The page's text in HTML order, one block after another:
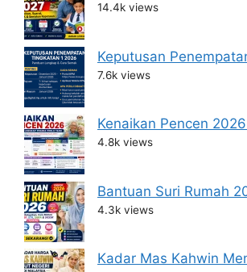
14.4k views
Keputusan
7.6k views
Kenaikan Pencen
4.8k views
Bantuan Suri Rumah
4.3k views
Kadar Mas Kahwin